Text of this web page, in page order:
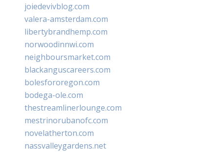
joiedevivblog.com
valera-amsterdam.com
libertybrandhemp.com
norwoodinnwi.com
neighboursmarket.com
blackanguscareers.com
bolesfororegon.com
bodega-ole.com
thestreamlinerlounge.com
mestrinorubanofc.com
novelatherton.com
nassvalleygardens.net